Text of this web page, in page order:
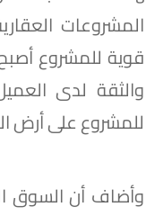
المشروعات
قوية للمشروع
والثقة لدى
للمشروع على أرض
وأضاف أن السوق